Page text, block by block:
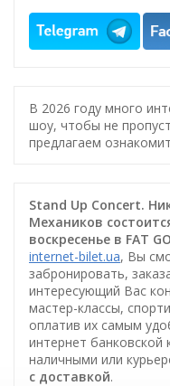
В 2026 году много
шоу, чтобы не
предлагаем
Stand Up Concert.
Механиков
воскресенье в FAT
internet-bilet.ua, Вы
забронировать,
интересующий Вас
мастер-классы,
оплатив их самым
интернет банковской
наличными или
c доставкой.